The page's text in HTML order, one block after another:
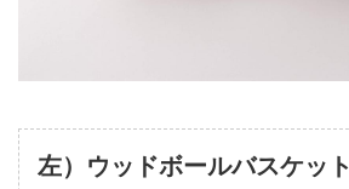
左）ウッドボールバスケット